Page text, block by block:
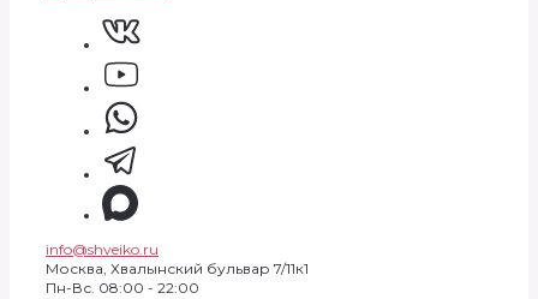
info@shveiko.ru
Москва, Хвалынский бульвар 7/11к1
Пн-Вс. 08:00 - 22:00